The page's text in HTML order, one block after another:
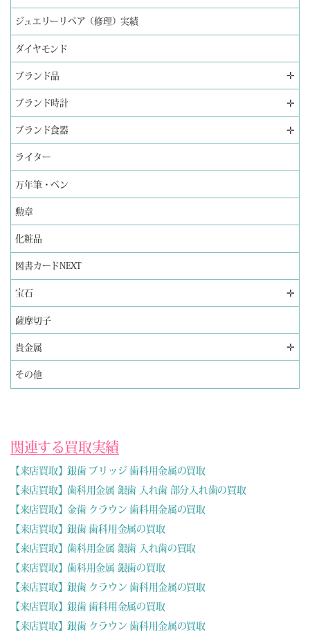
ジュエリーリペア（修理）実績
ダイヤモンド
ブランド品 ✛
ブランド時計 ✛
ブランド食器 ✛
ライター
万年筆・ペン
勲章
化粧品
図書カードNEXT
宝石 ✛
薩摩切子
貴金属 ✛
その他
関連する買取実績
【来店買取】銀歯 ブリッジ 歯科用金属の買取
【来店買取】歯科用金属 銀歯 入れ歯 部分入れ歯の買取
【来店買取】金歯 クラウン 歯科用金属の買取
【来店買取】銀歯 歯科用金属の買取
【来店買取】歯科用金属 銀歯 入れ歯の買取
【来店買取】歯科用金属 銀歯の買取
【来店買取】銀歯 クラウン 歯科用金属の買取
【来店買取】銀歯 歯科用金属の買取
【来店買取】銀歯 クラウン 歯科用金属の買取